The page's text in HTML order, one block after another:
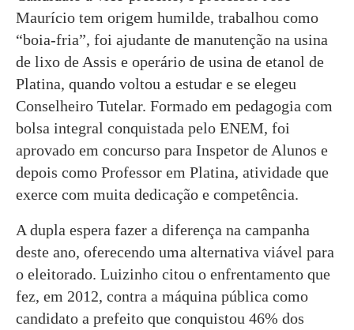
Maurício tem origem humilde, trabalhou como
“boia-fria”, foi ajudante de manutenção na usina
de lixo de Assis e operário de usina de etanol de
Platina, quando voltou a estudar e se elegeu
Conselheiro Tutelar. Formado em pedagogia com
bolsa integral conquistada pelo ENEM, foi
aprovado em concurso para Inspetor de Alunos e
depois como Professor em Platina, atividade que
exerce com muita dedicação e competência.
A dupla espera fazer a diferença na campanha
deste ano, oferecendo uma alternativa viável para
o eleitorado. Luizinho citou o enfrentamento que
fez, em 2012, contra a máquina pública como
candidato a prefeito que conquistou 46% dos